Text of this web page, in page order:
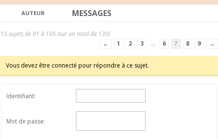
AUTEUR MESSAGES
15 sujets de 91 à 105 (sur un total de 130)
←
1 2 3 … 6 7 8 9 →
Vous devez être connecté pour répondre à ce sujet.
Identifiant:
Mot de passe: